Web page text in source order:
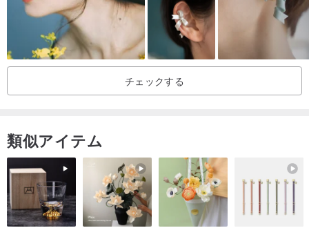
ーーーーーーーーーーーーーーーーーーーー
★真鍮について
銅と亜鉛との合金です。酸化銅というもので覆われますので、変色
しやすい性質を持っています。ですが、アンティーク調に変色して
いきますので味わい深い金属です。
※定期的にジュエリークリーナーをご使用頂くことをオススメいたし
ます。
また、個人差がございますが、皮脂や汗などでアレルギー反応が出
る場合がございます。
チェックする
類似アイテム